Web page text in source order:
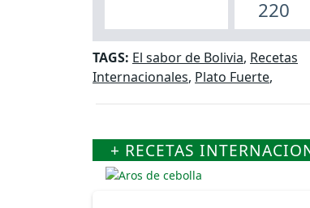
220
TAGS: El sabor de Bolivia, Recetas
Internacionales, Plato Fuerte,
+ RECETAS